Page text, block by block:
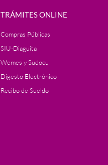
TRÁMITES ONLINE
Compras Públicas
SIU-Diaguita
Wemes y Sudocu
Digesto Electrónico
Recibo de Sueldo